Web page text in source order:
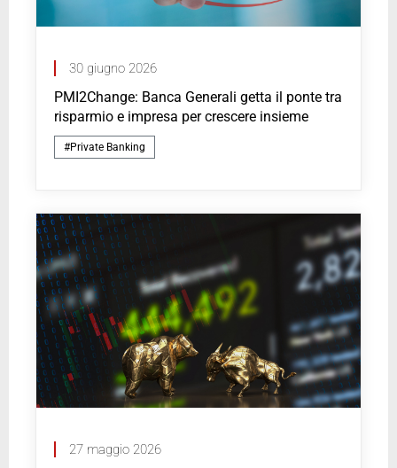
30 giugno 2026
PMI2Change: Banca Generali getta il ponte tra
risparmio e impresa per crescere insieme
#Private Banking
27 maggio 2026